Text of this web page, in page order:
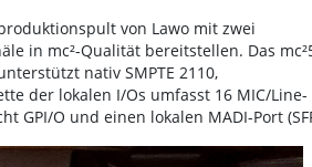
von Lawo mit zwei
in mc²-Qualität bereitstellen. Das
nativ SMPTE 2110,
der lokalen I/Os umfasst 16 MIC/Line-
GPI/O und einen lokalen MADI-Port